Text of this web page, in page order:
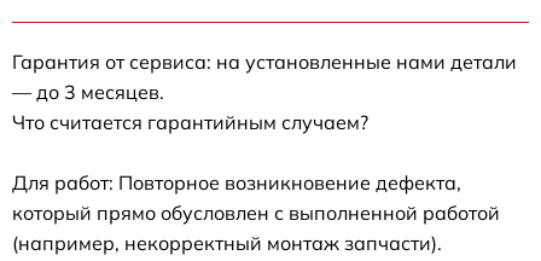
Гарантия от сервиса: на установленные нами детали
— до 3 месяцев.
Что считается гарантийным случаем?
Для работ: Повторное возникновение дефекта,
который прямо обусловлен с выполненной работой
(например, некорректный монтаж запчасти).